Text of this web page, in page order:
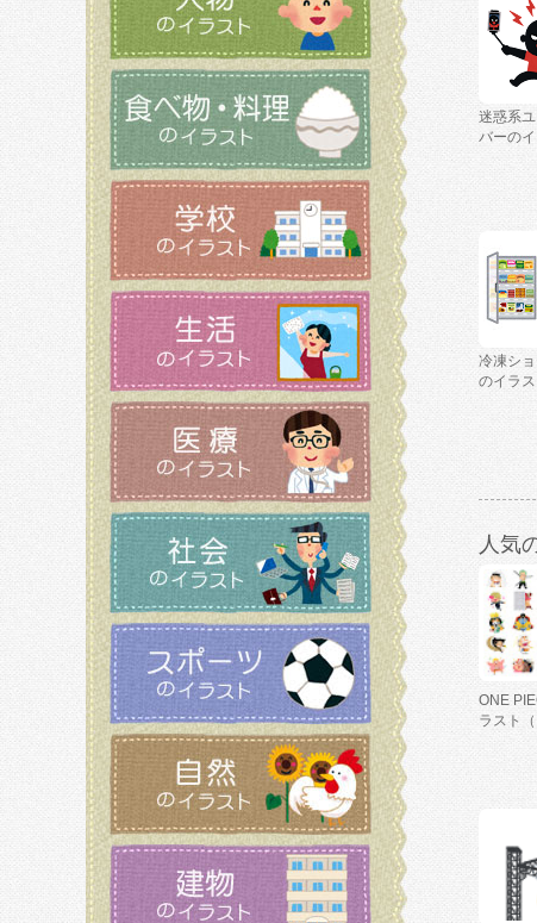
迷惑系
バーのイ
冷凍シ
のイラス
人気
ONE
ラスト（